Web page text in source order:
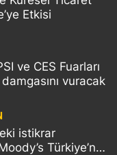
Etkisi
ve CES Fuarları
vuracak
istikrar
Türkiye’nin